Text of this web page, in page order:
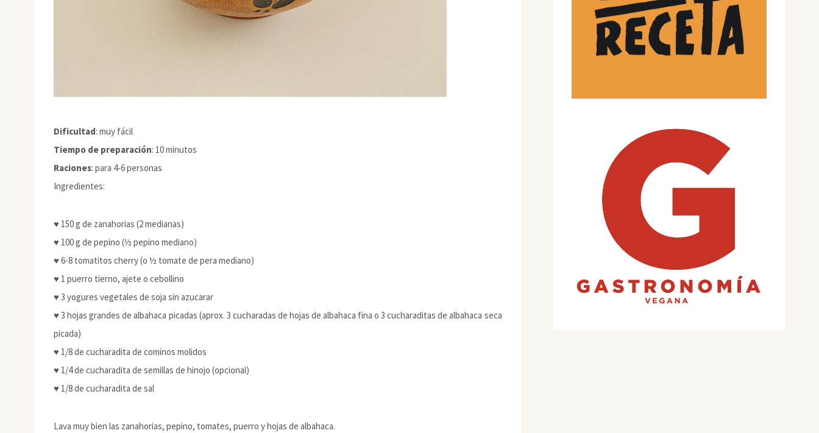
Dificultad: muy fácil
Tiempo de preparación: 10 minutos
Raciones: para 4-6 personas
Ingredientes:
♥ 150 g de zanahorias (2 medianas)
♥ 100 g de pepino (½ pepino mediano)
♥ 6-8 tomatitos cherry (o ½ tomate de pera mediano)
♥ 1 puerro tierno, ajete o cebollino
♥ 3 yogures vegetales de soja sin azucarar
♥ 3 hojas grandes de albahaca picadas (aprox. 3 cucharadas de hojas de albahaca fina o 3 cucharaditas de albahaca seca
picada)
♥ 1/8 de cucharadita de cominos molidos
♥ 1/4 de cucharadita de semillas de hinojo (opcional)
♥ 1/8 de cucharadita de sal
Lava muy bien las zanahorias, pepino, tomates, puerro y hojas de albahaca.